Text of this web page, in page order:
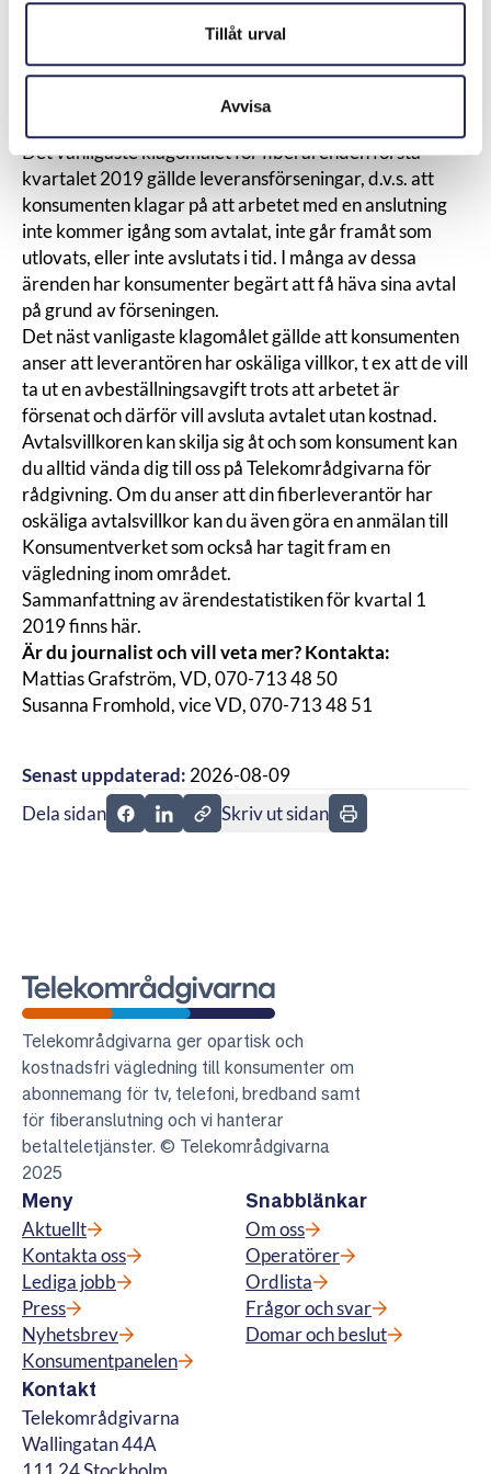
Tillåt urval
Avvisa
Kolla upp de uppgifter som säljaren presenterar innan
du tackar ja till något, stämmer det t ex att de
samarbetar med den operatör de påstår?
Leveransförsening är det vanligaste klagomålet på
Det vanligaste klagomålet för fiberärenden första
kvartalet 2019 gällde leveransförseningar, d.v.s. att
konsumenten klagar på att arbetet med en anslutning
inte kommer igång som avtalat, inte går framåt som
utlovats, eller inte avslutats i tid. I många av dessa
ärenden har konsumenter begärt att få häva sina avtal
på grund av förseningen.
Det näst vanligaste klagomålet gällde att konsumenten
anser att leverantören har oskäliga villkor, t ex att de vill
ta ut en avbeställningsavgift trots att arbetet är
försenat och därför vill avsluta avtalet utan kostnad.
Avtalsvillkoren kan skilja sig åt och som konsument kan
du alltid vända dig till oss på Telekområdgivarna för
rådgivning. Om du anser att din fiberleverantör har
oskäliga avtalsvillkor kan du även göra en anmälan till
Konsumentverketsom också har tagit fram en
vägledning inom området.
Sammanfattning av ärendestatistiken för kvartal 1
2019 finns här.
Är du journalist och vill veta mer? Kontakta:
Mattias Grafström, VD, 070-713 48 50
Susanna Fromhold, vice VD, 070-713 48 51
Senast uppdaterad: 2026-08-09
Dela sidan
Dela sidan på Facebook
Dela sidan på Linkedin
Skriv ut sidan
Telekområdgivarna
Telekområdgivarna ger opartisk och
kostnadsfri vägledning till konsumenter om
abonnemang för tv, telefoni, bredband samt
för fiberanslutning och vi hanterar
betalteletjänster. © Telekområdgivarna
2025
Meny
Aktuellt
Kontakta oss
Lediga jobb
Press
Nyhetsbrev
Konsumentpanelen
Snabblänkar
Om oss
Operatörer
Ordlista
Frågor och svar
Domar och beslut
Kontakt
Telekområdgivarna
Wallingatan 44A